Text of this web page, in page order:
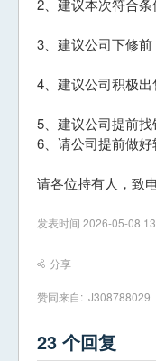
2、建议本次符合
3、建议公司下修
4、建议公司积极出
5、建议公司提前找
6、请公司提前做好
请各位持有人，致
发表时间 2026-05-08
分享
赞同来自: J308788029
23 个回复